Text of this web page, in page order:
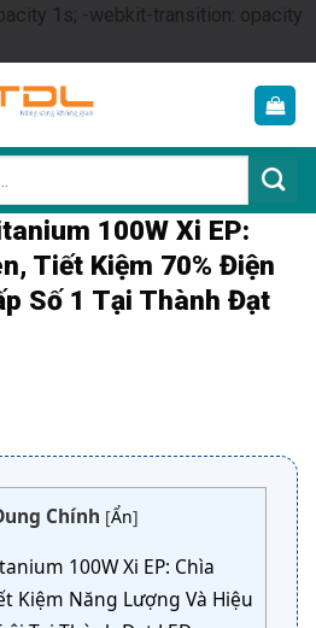
1s; -webkit-transition: opacity
Skip
content
100W Xi EP:
Tiết Kiệm 70% Điện
Số 1 Tại Thành Đạt
Chính [Ẩn]
100W Xi EP: Chìa
Kiệm Năng Lượng Và Hiệu